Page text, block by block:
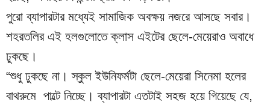
পুরো ব্যাপারটার মধ্যেই সামাজিক অবক্ষয় নজরে আসছে সবার।
শহরতলির এই হলগুলোতে ক্লাস এইটের ছেলে-মেয়েরাও অবাধে
ঢুকছে।
“শুধু ঢুকছে না। স্কুল ইউনিফর্মটা ছেলে-মেয়েরা সিনেমা হলের
বাথরুমে  পাল্টে নিচ্ছে। ব্যাপারটা এতটাই সহজ হয়ে গিয়েছে যে,